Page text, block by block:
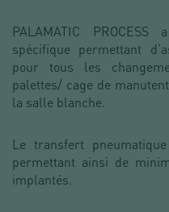
PALAMATIC
spécifique permettant
pour tous les
palettes/ cage de
la salle blanche.
Le transfert
permettant ainsi de
implantés.